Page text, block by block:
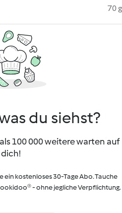
70 g
du siehst?
100 000 weitere warten auf
dich!
ein kostenloses 30-Tage Abo. Tauche
- ohne jegliche Verpflichtung.